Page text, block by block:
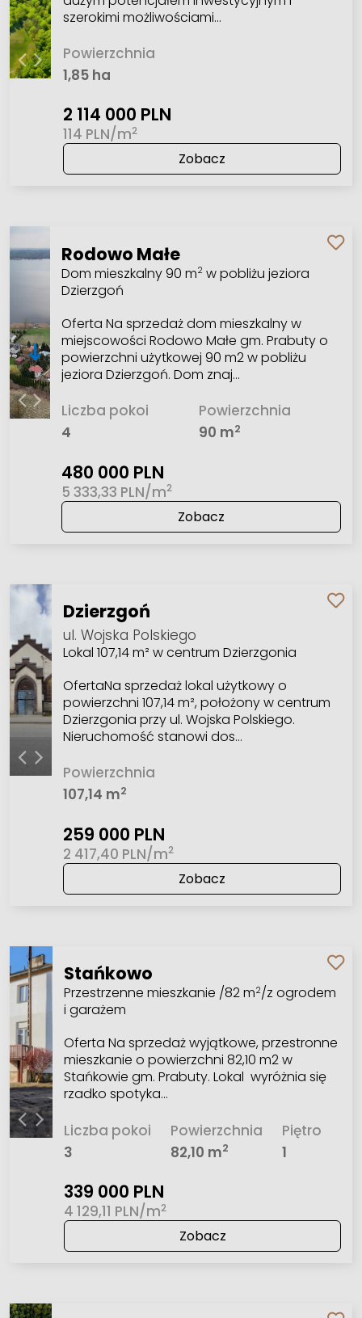
szerokimi możliwościami…
Powierzchnia
1,85 ha
2 114 000 PLN
114 PLN/m2
Zobacz
Rodowo Małe
Dom mieszkalny 90 m2 w pobliżu jeziora
Dzierzgoń
Oferta Na sprzedaż dom mieszkalny w
miejscowości Rodowo Małe gm. Prabuty o
powierzchni użytkowej 90 m2 w pobliżu
jeziora Dzierzgoń. Dom znaj…
Liczba pokoi
4
Powierzchnia
90 m2
480 000 PLN
5 333,33 PLN/m2
Zobacz
Dzierzgoń
ul. Wojska Polskiego
Lokal 107,14 m² w centrum Dzierzgonia
OfertaNa sprzedaż lokal użytkowy o
powierzchni 107,14 m², położony w centrum
Dzierzgonia przy ul. Wojska Polskiego.
Nieruchomość stanowi dos…
Powierzchnia
107,14 m2
259 000 PLN
2 417,40 PLN/m2
Zobacz
Stańkowo
Przestrzenne mieszkanie /82 m2/z ogrodem
i garażem
Oferta Na sprzedaż wyjątkowe, przestronne
mieszkanie o powierzchni 82,10 m2 w
Stańkowie gm. Prabuty. Lokal wyróżnia się
rzadko spotyka…
Liczba pokoi
3
Powierzchnia
82,10 m2
Piętro
1
339 000 PLN
4 129,11 PLN/m2
Zobacz